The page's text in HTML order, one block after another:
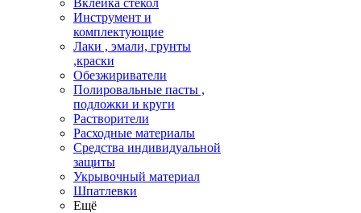
Вклейка стёкол
Инструмент и
комплектующие
Лаки , эмали, грунты
,краски
Обезжириватели
Полировальные пасты ,
подложки и круги
Растворители
Расходные материалы
Средства индивидуальной
защиты
Укрывочный материал
Шпатлевки
Ещё